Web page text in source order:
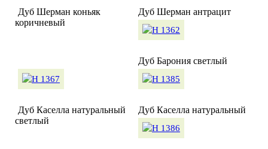
Дуб Шерман коньяк
коричневый
Дуб Шерман антрацит
Дуб Барония светлый
Дуб Каселла натуральный
светлый
Дуб Каселла натуральный